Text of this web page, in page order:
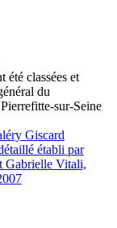
été classées et
du
sur-Seine
Giscard
établi par
Gabrielle Vitali,